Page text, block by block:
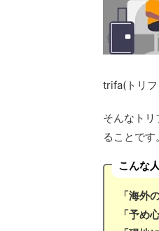
trifa(トリフ
そんなトリ
ることです。
こんな
「海外
「予め